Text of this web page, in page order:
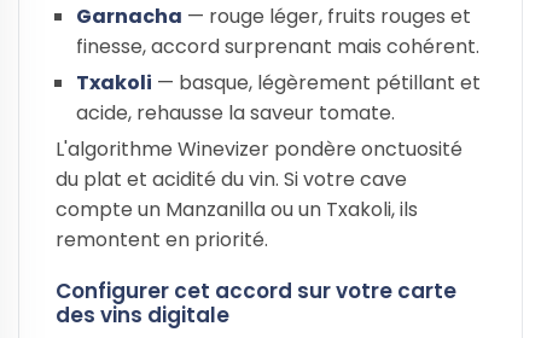
Garnacha — rouge léger, fruits rouges et
finesse, accord surprenant mais cohérent.
Txakoli — basque, légèrement pétillant et
acide, rehausse la saveur tomate.
L'algorithme Winevizer pondère onctuosité
du plat et acidité du vin. Si votre cave
compte un Manzanilla ou un Txakoli, ils
remontent en priorité.
Configurer cet accord sur votre carte
des vins digitale